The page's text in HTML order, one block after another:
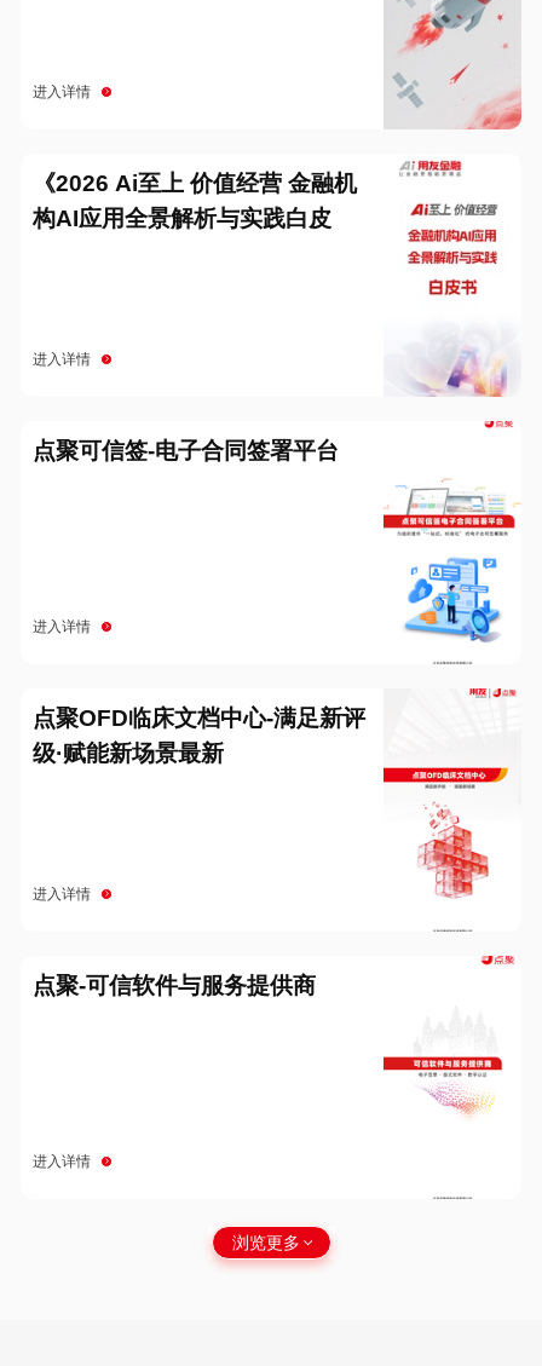
进入详情
《2026 Ai至上 价值经营 金融机
构AI应用全景解析与实践白皮
进入详情
点聚可信签-电子合同签署平台
进入详情
点聚OFD临床文档中心-满足新评
级·赋能新场景最新
进入详情
点聚-可信软件与服务提供商
进入详情
浏览更多